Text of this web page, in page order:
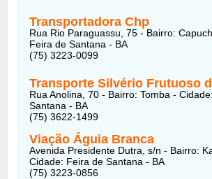
Transportadora Chp
Rua Rio Paraguassu, 75 - Bairro:
Feira de Santana - BA
(75) 3223-0099
Transporte Silvério Frutuoso
Rua Anolina, 70 - Bairro: Tomba -
Santana - BA
(75) 3622-1499
Viação Águia Branca
Avenida Presidente Dutra, s/n - Bairro:
Cidade: Feira de Santana - BA
(75) 3223-0856